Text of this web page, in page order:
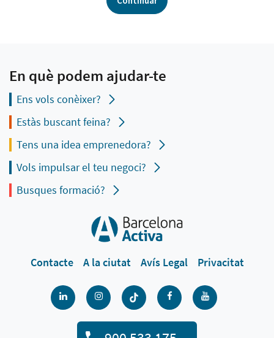
En què podem ajudar-te
Ens vols conèixer?
Estàs buscant feina?
Tens una idea emprenedora?
Vols impulsar el teu negoci?
Busques formació?
Contacte A la ciutat Avís Legal Privacitat